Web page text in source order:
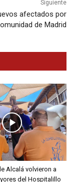
Siguiente
afectados por
de Madrid
Alcalá volvieron a
del Hospitalillo